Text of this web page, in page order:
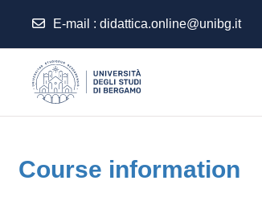
E-mail : didattica.online@unibg.it
Course information